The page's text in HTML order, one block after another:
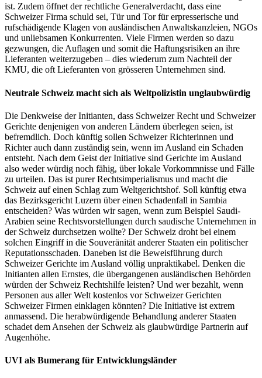
ist. Zudem öffnet der rechtliche Generalverdacht, dass eine
Schweizer Firma schuld sei, Tür und Tor für erpresserische und
rufschädigende Klagen von ausländischen Anwaltskanzleien, NGOs
und unliebsamen Konkurrenten. Viele Firmen werden so dazu
gezwungen, die Auflagen und somit die Haftungsrisiken an ihre
Lieferanten weiterzugeben – dies wiederum zum Nachteil der
KMU, die oft Lieferanten von grösseren Unternehmen sind.
Neutrale Schweiz macht sich als Weltpolizistin unglaubwürdig
Die Denkweise der Initianten, dass Schweizer Recht und Schweizer
Gerichte denjenigen von anderen Ländern überlegen seien, ist
befremdlich. Doch künftig sollen Schweizer Richterinnen und
Richter auch dann zuständig sein, wenn im Ausland ein Schaden
entsteht. Nach dem Geist der Initiative sind Gerichte im Ausland
also weder würdig noch fähig, über lokale Vorkommnisse und Fälle
zu urteilen. Das ist purer Rechtsimperialismus und macht die
Schweiz auf einen Schlag zum Weltgerichtshof. Soll künftig etwa
das Bezirksgericht Luzern über einen Schadenfall in Sambia
entscheiden? Was würden wir sagen, wenn zum Beispiel Saudi-
Arabien seine Rechtsvorstellungen durch saudische Unternehmen in
der Schweiz durchsetzen wollte? Der Schweiz droht bei einem
solchen Eingriff in die Souveränität anderer Staaten ein politischer
Reputationsschaden. Daneben ist die Beweisführung durch
Schweizer Gerichte im Ausland völlig unpraktikabel. Denken die
Initianten allen Ernstes, die übergangenen ausländischen Behörden
würden der Schweiz Rechtshilfe leisten? Und wer bezahlt, wenn
Personen aus aller Welt kostenlos vor Schweizer Gerichten
Schweizer Firmen einklagen könnten? Die Initiative ist extrem
anmassend. Die herabwürdigende Behandlung anderer Staaten
schadet dem Ansehen der Schweiz als glaubwürdige Partnerin auf
Augenhöhe.
UVI als Bumerang für Entwicklungsländer